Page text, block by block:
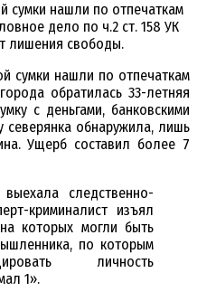
сумки нашли по отпечаткам
дело по ч.2 ст. 158 УК
лишения свободы.
сумки нашли по отпечаткам
обратилась 33-летняя
с деньгами, банковскими
северянка обнаружила, лишь
Ущерб составил более 7
следственно-
криминалист изъял
которых могли быть
по которым
личность
1».